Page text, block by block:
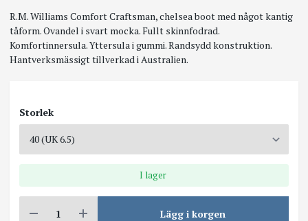
R.M. Williams Comfort Craftsman, chelsea boot med något kantig
tåform. Ovandel i svart mocka. Fullt skinnfodrad.
Komfortinnersula. Yttersula i gummi. Randsydd konstruktion.
Hantverksmässigt tillverkad i Australien.
Storlek
I lager
Lägg i korgen